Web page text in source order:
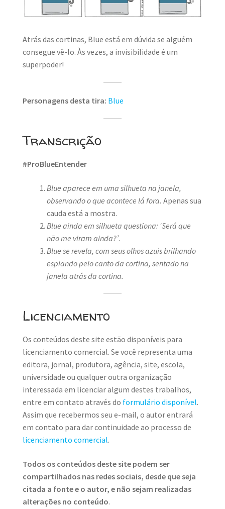
MINHA CONTA
CARRINHO
Search
for:
Atrás das cortinas, Blue está em dúvida se alguém
consegue vê-lo. Às vezes, a invisibilidade é um
superpoder!
Personagens desta tira: Blue
Transcrição
#ProBlueEntender
Blue aparece em uma silhueta na janela,
observando o que acontece lá fora. Apenas sua
cauda está a mostra.
Blue ainda em silhueta questiona: ‘Será que
não me viram ainda?’.
Blue se revela, com seus olhos azuis brilhando
espiando pelo canto da cortina, sentado na
janela atrás da cortina.
Licenciamento
Os conteúdos deste site estão disponíveis para
licenciamento comercial. Se você representa uma
editora, jornal, produtora, agência, site, escola,
universidade ou qualquer outra organização
interessada em licenciar algum destes trabalhos,
entre em contato através do formulário disponível.
Assim que recebermos seu e-mail, o autor entrará
em contato para dar continuidade ao processo de
licenciamento comercial.
Todos os conteúdos deste site podem ser
compartilhados nas redes sociais, desde que seja
citada a fonte e o autor, e não sejam realizadas
alterações no conteúdo.